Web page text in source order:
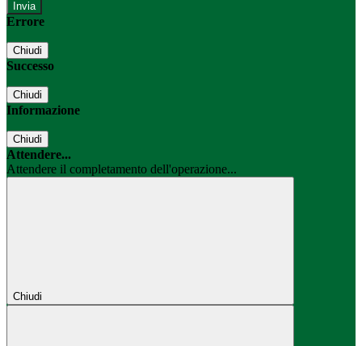
Errore
Chiudi
Successo
Chiudi
Informazione
Chiudi
Attendere...
Attendere il completamento dell'operazione...
Chiudi